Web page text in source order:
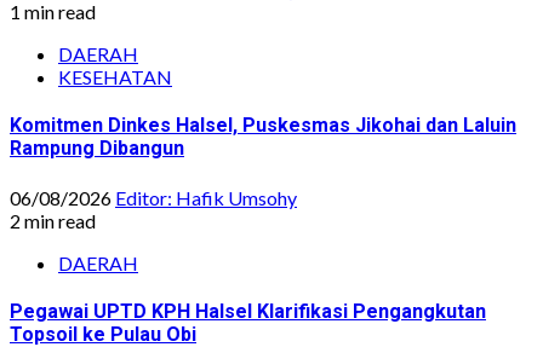
1 min read
DAERAH
KESEHATAN
Komitmen Dinkes Halsel, Puskesmas Jikohai dan Laluin
Rampung Dibangun
06/08/2026 Editor: Hafik Umsohy
2 min read
DAERAH
Pegawai UPTD KPH Halsel Klarifikasi Pengangkutan
Topsoil ke Pulau Obi